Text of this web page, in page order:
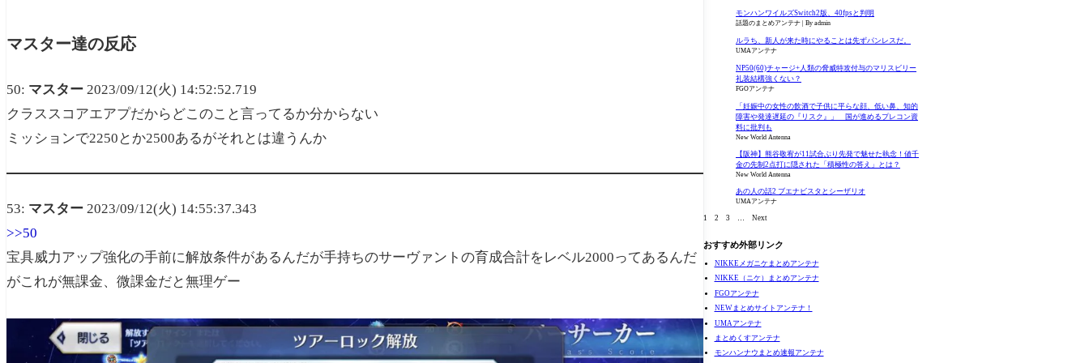
マスター達の反応
50: マスター 2023/09/12(火) 14:52:52.719
クラススコアエアプだからどこのこと言ってるか分からない
ミッションで2250とか2500あるがそれとは違うんか
53: マスター 2023/09/12(火) 14:55:37.343
>>50
宝具威力アップ強化の手前に解放条件があるんだが手持ちのサーヴァントの育成合計をレベル2000ってあるんだ
がこれが無課金、微課金だと無理ゲー
モンハンワイルズSwitch2版、40fpsと判明
話題のまとめアンテナ By admin
ルラち、新人が来た時にやることは先ずパンレスだ。
UMAアンテナ
NP50(60)チャージ+人類の脅威特攻付与のマリスビリー
礼装結構強くない？
FGOアンテナ
「妊娠中の女性の飲酒で子供に平らな顔、低い鼻、知的
障害や発達遅延の『リスク』」 国が進めるプレコン資
料に批判も
New World Antenna
【阪神】熊谷敬宥が11試合ぶり先発で魅せた執念！値千
金の先制2点打に隠された「積極性の答え」とは？
New World Antenna
あの人の話2 ブエナビスタとシーザリオ
UMAアンテナ
1 2 3 Next
おすすめ外部リンク
NIKKEメガニケまとめアンテナ
NIKKE（ニケ）まとめアンテナ
FGOアンテナ
NEWまとめサイトアンテナ！
UMAアンテナ
まとめくすアンテナ
モンハンナウまとめ速報アンテナ